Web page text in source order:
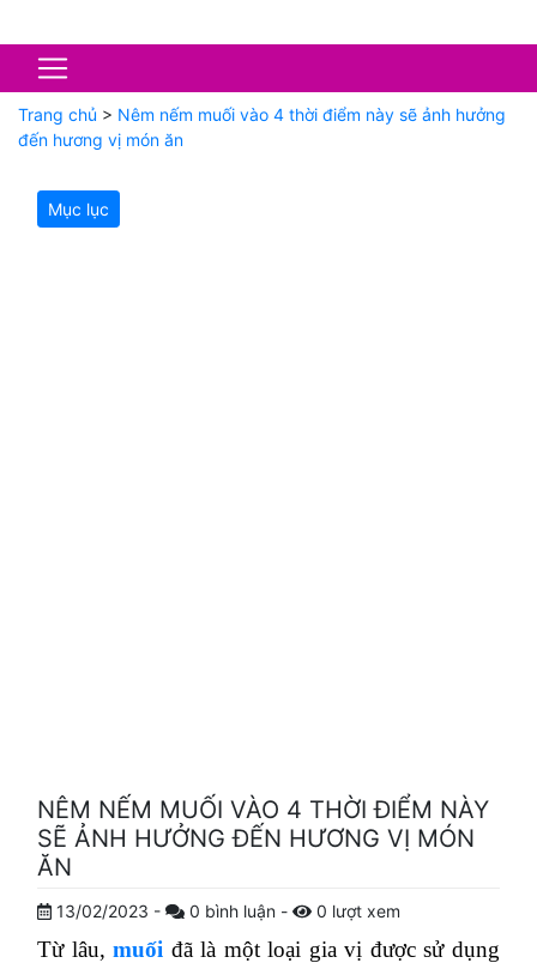
Trang chủ > Nêm nếm muối vào 4 thời điểm này sẽ ảnh hưởng
đến hương vị món ăn
Mục lục
NÊM NẾM MUỐI VÀO 4 THỜI ĐIỂM NÀY
SẼ ẢNH HƯỞNG ĐẾN HƯƠNG VỊ MÓN
ĂN
13/02/2023 - 0 bình luận - 0 lượt xem
Từ lâu,muối đã là một loại gia vị được sử dụng